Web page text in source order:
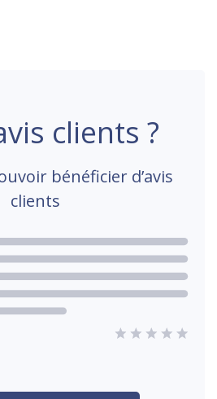
clients ?
bénéficier d’avis
clients